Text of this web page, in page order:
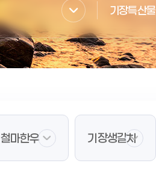
기장특산물
철마한우 기장생갈치